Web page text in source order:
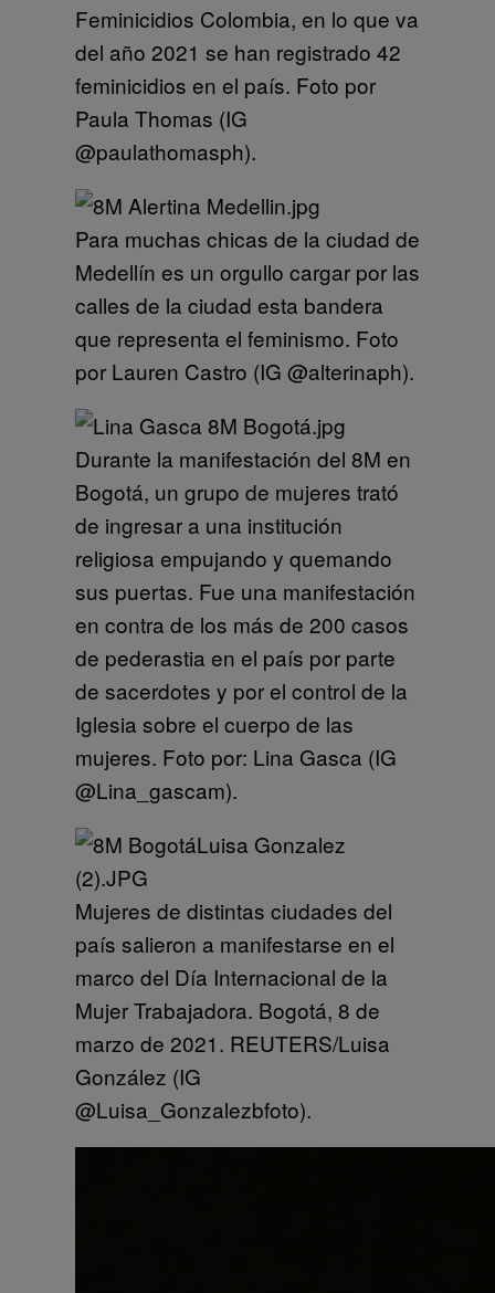
Feminicidios Colombia, en lo que va
del año 2021 se han registrado 42
feminicidios en el país. Foto por
Paula Thomas (IG
@paulathomasph).
Para muchas chicas de la ciudad de
Medellín es un orgullo cargar por las
calles de la ciudad esta bandera
que representa el feminismo. Foto
por Lauren Castro (IG @alterinaph).
Durante la manifestación del 8M en
Bogotá, un grupo de mujeres trató
de ingresar a una institución
religiosa empujando y quemando
sus puertas. Fue una manifestación
en contra de los más de 200 casos
de pederastia en el país por parte
de sacerdotes y por el control de la
Iglesia sobre el cuerpo de las
mujeres. Foto por: Lina Gasca (IG
@Lina_gascam).
Mujeres de distintas ciudades del
país salieron a manifestarse en el
marco del Día Internacional de la
Mujer Trabajadora. Bogotá, 8 de
marzo de 2021. REUTERS/Luisa
González (IG
@Luisa_Gonzalezbfoto).